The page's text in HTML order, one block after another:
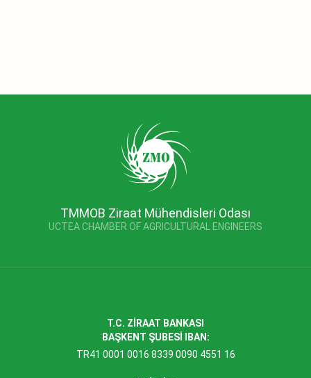
TMMOB Ziraat Mühendisleri Odası
UCTEA CHAMBER OF AGRICULTURAL ENGINEERS
T.C. ZİRAAT BANKASI
BAŞKENT ŞUBESİ IBAN:
TR41 0001 0016 8339 0090 4551 16